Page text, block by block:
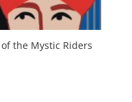
the Mystic Riders